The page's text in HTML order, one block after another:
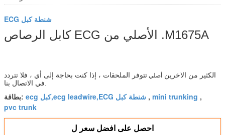
ECG شنطة كبل
كابل الرصاص ECG الأصلي من .M1675A
الكثير من الاخرين أصلي تتوفر الملحقات ، إذا كنت بحاجة إلى أي ، فلا تتردد
بطاقة:
ecg كبل,ecg leadwire,ECG شنطة كبل , mini trunking ,
pvc trunk
احصل على افضل سعر ل